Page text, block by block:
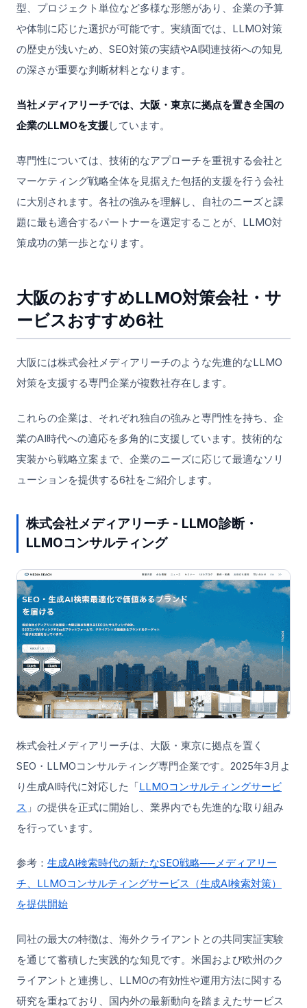
型、プロジェクト単位など多様な形態があり、企業の予算
や体制に応じた選択が可能です。実績面では、LLMO対策
の歴史が浅いため、SEO対策の実績やAI関連技術への知見
の深さが重要な判断材料となります。
当社メディアリーチでは、大阪・東京に拠点を置き全国の
企業のLLMOを支援しています。
専門性については、技術的なアプローチを重視する会社と
マーケティング戦略全体を見据えた包括的支援を行う会社
に大別されます。各社の強みを理解し、自社のニーズと課
題に最も適合するパートナーを選定することが、LLMO対
策成功の第一歩となります。
大阪のおすすめLLMO対策会社・サ
ービスおすすめ6社
大阪には株式会社メディアリーチのような先進的なLLMO
対策を支援する専門企業が複数社存在します。
これらの企業は、それぞれ独自の強みと専門性を持ち、企
業のAI時代への適応を多角的に支援しています。技術的な
実装から戦略立案まで、企業のニーズに応じて最適なソリ
ューションを提供する6社をご紹介します。
株式会社メディアリーチ - LLMO診断・
LLMOコンサルティング
株式会社メディアリーチは、大阪・東京に拠点を置く
SEO・LLMOコンサルティング専門企業です。2025年3月よ
り生成AI時代に対応した「LLMOコンサルティングサービ
ス 」の提供を正式に開始し、業界内でも先進的な取り組み
を行っています。
参考： 生成AI検索時代の新たなSEO戦略──メディアリー
チ、LLMOコンサルティングサービス（生成AI検索対策）
を提供開始
同社の最大の特徴は、海外クライアントとの共同実証実験
を通じて蓄積した実践的な知見です。米国および欧州のク
ライアントと連携し、LLMOの有効性や運用方法に関する
研究を重ねており、国内外の最新動向を踏まえたサービス